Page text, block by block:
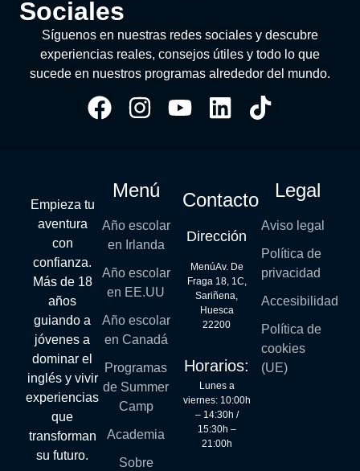
Sociales
Síguenos en nuestras redes sociales y descubre
experiencias reales, consejos útiles y todo lo que
sucede en nuestros programas alrededor del mundo.
Empieza tu
aventura
con
confianza.
Más de 18
años
guiando a
jóvenes a
dominar el
inglés y vivir
experiencias
que
transforman
su futuro.
Menú
Año escolar
en Irlanda
Año escolar
en EE.UU
Año escolar
en Canadá
Programas
de Summer
Camp
Academia
Sobre
Contacto
Dirección
MenúAv. De
Fraga 18, 1C,
Sariñena,
Huesca
22200
Horarios:
Lunes a
viernes: 10:00h
– 14:30h /
15:30h –
21:00h
Legal
Aviso legal
Política de
privacidad
Accesibilidad
Política de
cookies
(UE)